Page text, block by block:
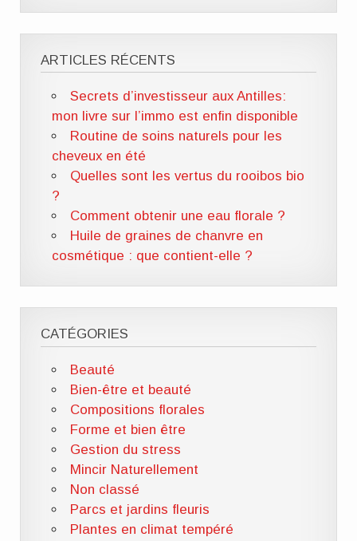
ARTICLES RÉCENTS
Secrets d’investisseur aux Antilles:
mon livre sur l’immo est enfin disponible
Routine de soins naturels pour les
cheveux en été
Quelles sont les vertus du rooibos bio
?
Comment obtenir une eau florale ?
Huile de graines de chanvre en
cosmétique : que contient-elle ?
CATÉGORIES
Beauté
Bien-être et beauté
Compositions florales
Forme et bien être
Gestion du stress
Mincir Naturellement
Non classé
Parcs et jardins fleuris
Plantes en climat tempéré